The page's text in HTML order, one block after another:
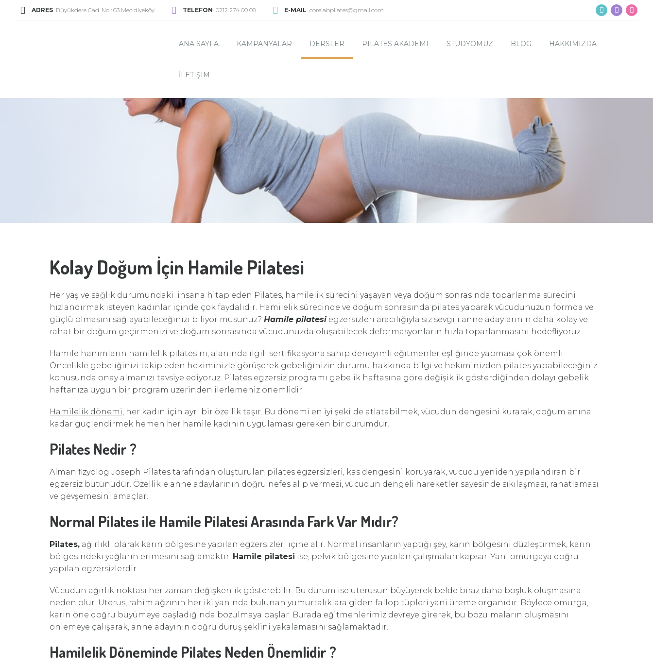
ADRES Büyükdere Cad. No : 63 Mecidiyeköy TELEFON 0212 274 00 08 E-MAIL corelabpilates@gmail.com
ANA SAYFA KAMPANYALAR DERSLER PILATES AKADEMI STÜDYOMUZ BLOG HAKKIMIZDA
İLETIŞIM
Kolay Doğum İçin Hamile Pilatesi
Her yaş ve sağlık durumundaki insana hitap eden Pilates, hamilelik sürecini yaşayan veya doğum sonrasında toparlanma sürecini
hızlandırmak isteyen kadınlar içinde çok faydalıdır. Hamilelik sürecinde ve doğum sonrasında pilates yaparak vücudunuzun formda ve
güçlü olmasını sağlayabileceğinizi biliyor musunuz? Hamile pilatesiegzersizleri aracılığıyla siz sevgili anne adaylarının daha kolay ve
rahat bir doğum geçirmenizi ve doğum sonrasında vücudunuzda oluşabilecek deformasyonların hızla toparlanmasını hedefliyoruz.
Hamile hanımların hamilelik pilatesini, alanında ilgili sertifikasyona sahip deneyimli eğitmenler eşliğinde yapması çok önemli.
Öncelikle gebeliğinizi takip eden hekiminizle görüşerek gebeliğinizin durumu hakkında bilgi ve hekiminizden pilates yapabileceğiniz
konusunda onay almanızı tavsiye ediyoruz. Pilates egzersiz programı gebelik haftasına göre değişiklik gösterdiğinden dolayı gebelik
haftanıza uygun bir program üzerinden ilerlemeniz önemlidir.
Hamilelik dönemi, her kadın için ayrı bir özellik taşır. Bu dönemi en iyi şekilde atlatabilmek, vücudun dengesini kurarak, doğum anına
kadar güçlendirmek hemen her hamile kadının uygulaması gereken bir durumdur.
Pilates Nedir ?
Alman fizyolog Joseph Pilates tarafından oluşturulan pilates egzersizleri, kas dengesini koruyarak, vücudu yeniden yapılandıran bir
egzersiz bütünüdür. Özellikle anne adaylarının doğru nefes alıp vermesi, vücudun dengeli hareketler sayesinde sıkılaşması, rahatlaması
ve gevşemesini amaçlar.
Normal Pilates ile Hamile Pilatesi Arasında Fark Var Mıdır?
Pilates, ağırlıklı olarak karın bölgesine yapılan egzersizleri içine alır. Normal insanların yaptığı şey, karın bölgesini düzleştirmek, karın
bölgesindeki yağların erimesini sağlamaktır. Hamile pilatesi ise, pelvik bölgesine yapılan çalışmaları kapsar. Yani omurgaya doğru
yapılan egzersizlerdir.
Vücudun ağırlık noktası her zaman değişkenlik gösterebilir. Bu durum ise uterusun büyüyerek belde biraz daha boşluk oluşmasına
neden olur. Uterus, rahim ağzının her iki yanında bulunan yumurtalıklara giden fallop tüpleri yani üreme organıdır. Böylece omurga,
karın öne doğru büyümeye başladığında bozulmaya başlar. Burada eğitmenlerimiz devreye girerek, bu bozulmaların oluşmasını
önlemeye çalışarak, anne adayının doğru duruş şeklini yakalamasını sağlamaktadır.
Hamilelik Döneminde Pilates Neden Önemlidir ?